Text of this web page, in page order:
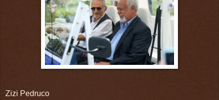
Zizi Pedruco